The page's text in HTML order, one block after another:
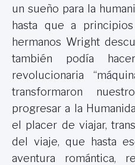
un sueño para la
hasta que a
hermanos Wright
también podía
revolucionaria
transformaron
progresar a la
el placer de viajar,
del viaje, que hasta
aventura romántica,